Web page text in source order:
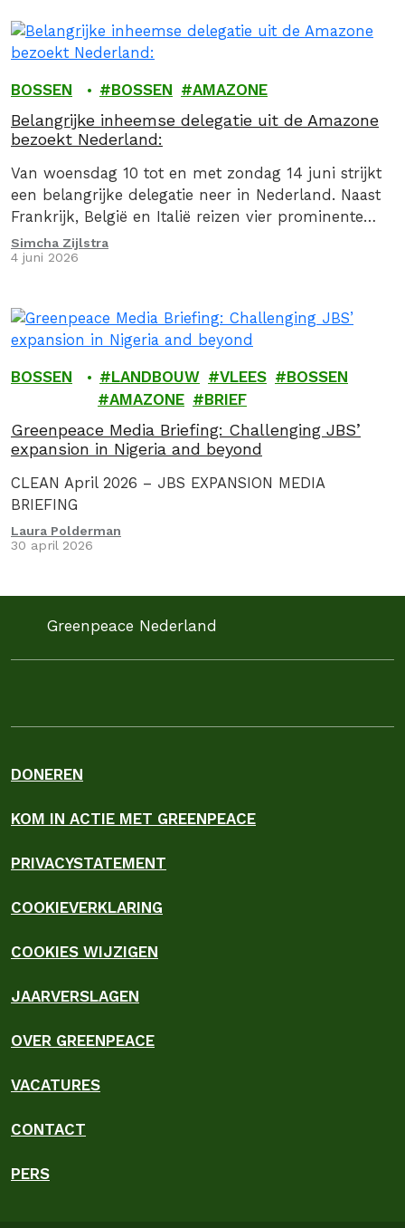
BOSSEN BOSSEN AMAZONE
Belangrijke inheemse delegatie uit de Amazone
bezoekt Nederland:
Van woensdag 10 tot en met zondag 14 juni strijkt
een belangrijke delegatie neer in Nederland. Naast
Frankrijk, België en Italië reizen vier prominente
Inheemse leiders uit Brazilië naar ons…
Simcha Zijlstra
4 juni 2026
BOSSEN LANDBOUW VLEES
BOSSEN
AMAZONE
BRIEF
Greenpeace Media Briefing: Challenging JBS’
expansion in Nigeria and beyond
CLEAN April 2026 – JBS EXPANSION MEDIA
BRIEFING
Laura Polderman
30 april 2026
Greenpeace Nederland
DONEREN
KOM IN ACTIE MET GREENPEACE
PRIVACYSTATEMENT
COOKIEVERKLARING
COOKIES WIJZIGEN
JAARVERSLAGEN
OVER GREENPEACE
VACATURES
CONTACT
PERS